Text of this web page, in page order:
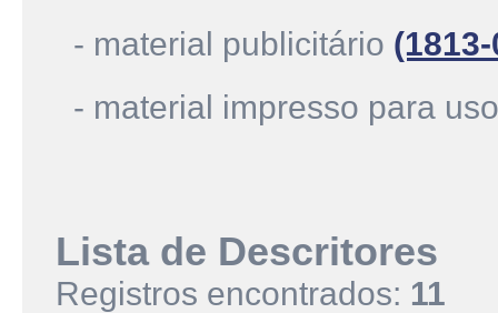
- material publicitário
- material impresso para
Lista de Descritores
Registros encontrados: 11